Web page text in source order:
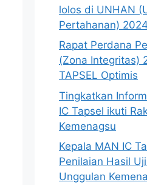
lolos di UNHAN
Pertahanan) 2024
Rapat Perdana
(Zona Integritas)
TAPSEL Optimis
Tingkatkan
IC Tapsel ikuti
Kemenagsu
Kepala MAN IC
Penilaian Hasil
Unggulan